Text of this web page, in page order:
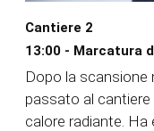
Cantiere 2
13:00 - Marcatura
Dopo la scansione
passato al
calore radiante. Ha